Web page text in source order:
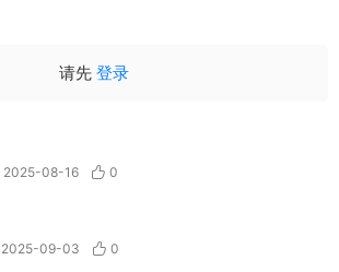
请先 登录
2025-08-16 0
2025-09-03 0